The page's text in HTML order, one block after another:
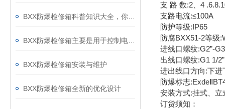
BXX防爆检修箱安装与维护
BXX防爆检修箱全新的优化设计
支 路 数:2、4
支路电流:≤100A
防护等级:IP65
防腐BXX51-2等级
进线口螺纹:G2”-
出线口螺纹:G1 1/
进出线口方向:下
防爆标志
安装方式:挂式、立
订货须知：